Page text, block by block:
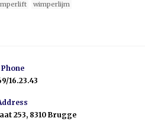
wimperlijm
Phone
16.23.43
253, 8310 Brugge